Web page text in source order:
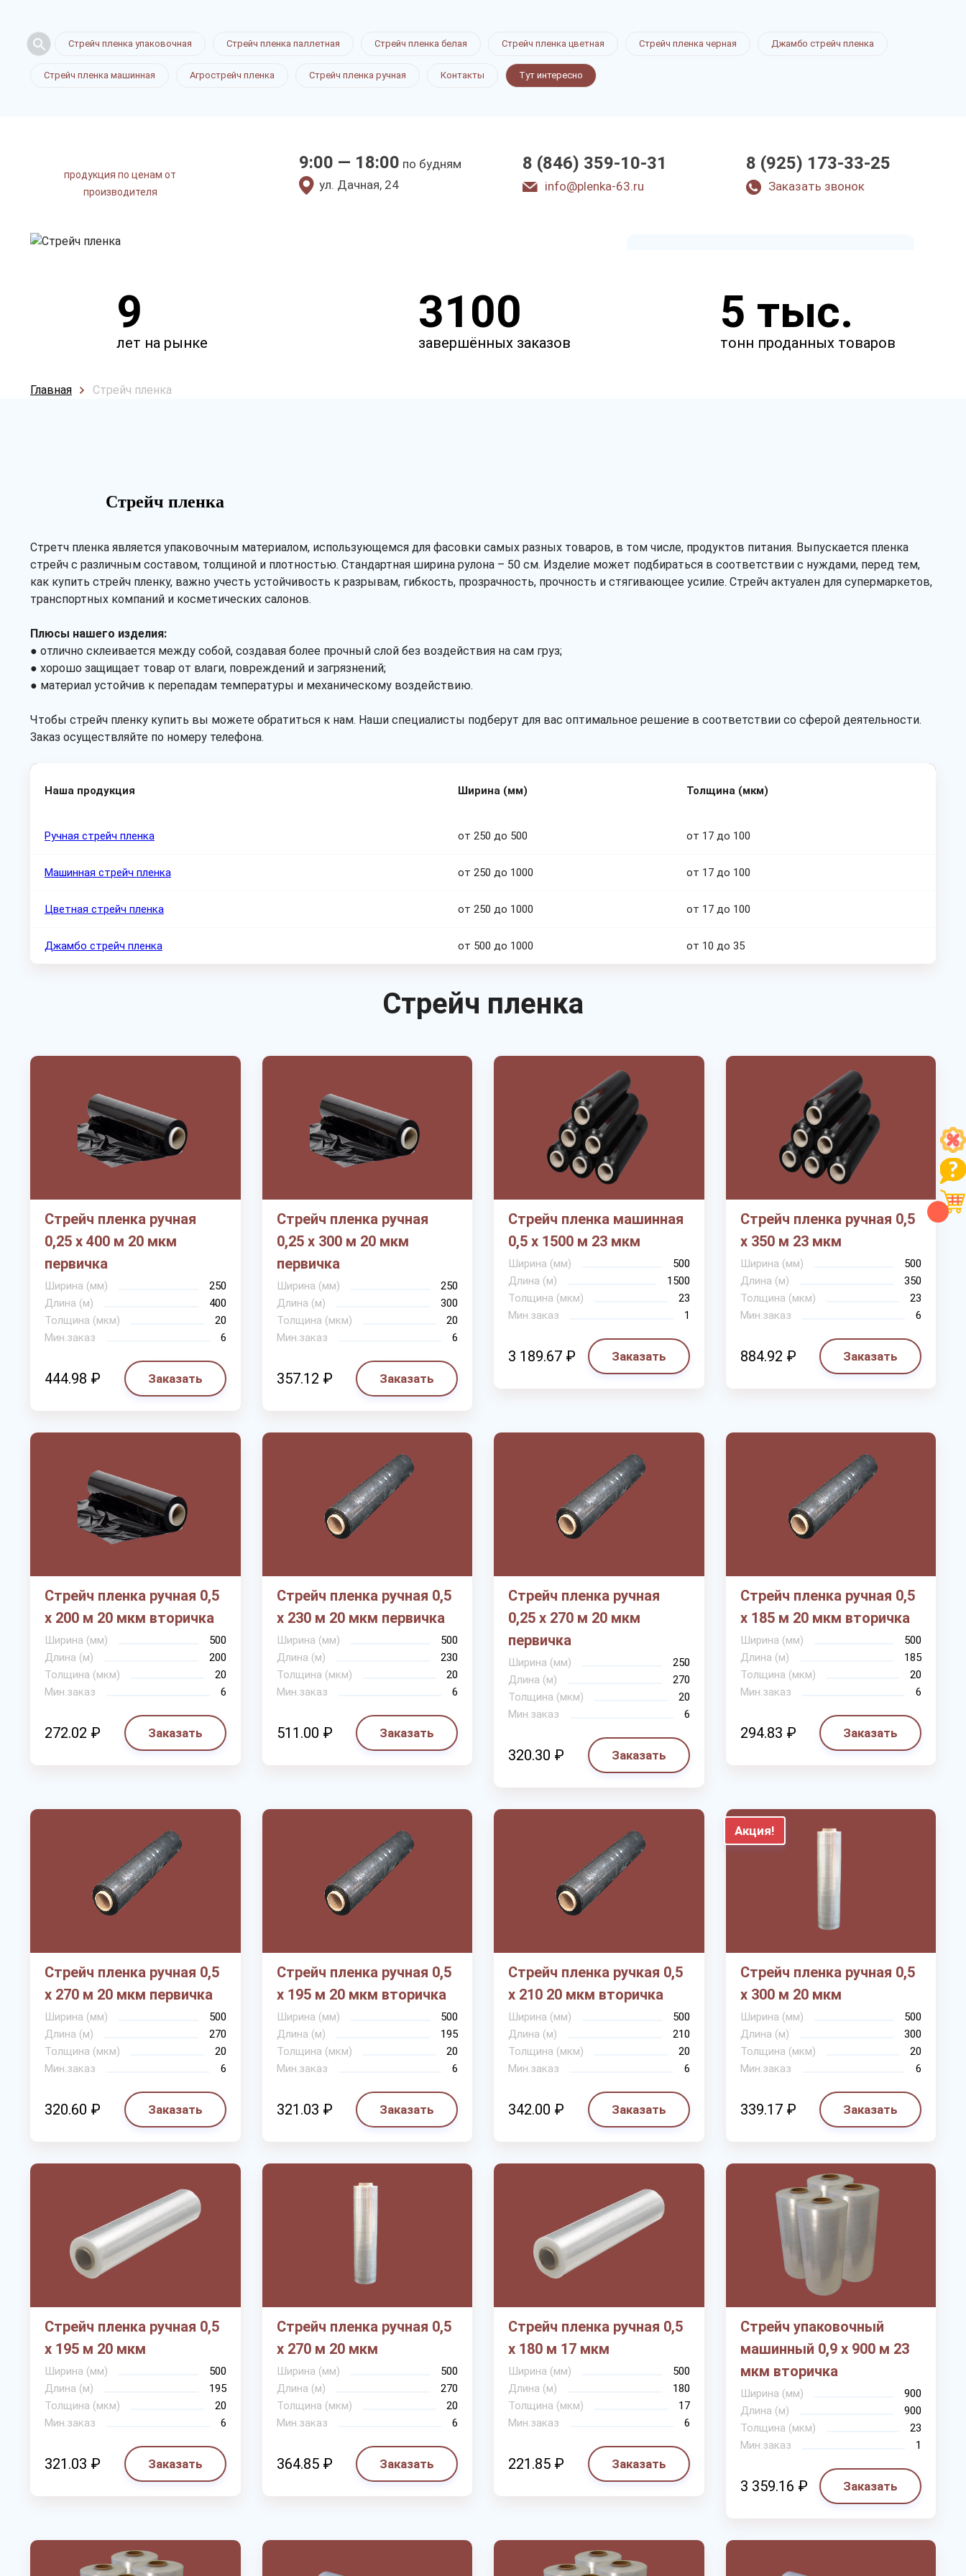
Стрейч пленка упаковочная Стрейч пленка паллетная Стрейч пленка белая Стрейч пленка цветная Стрейч пленка черная Джамбо стрейч пленка
Стрейч пленка машинная Агрострейч пленка Стрейч пленка ручная Контакты Тут интересно
продукция по ценам от
производителя
9:00 — 18:00 по будням
ул. Дачная, 24
8 (846) 359-10-31
info@plenka-63.ru
8 (925) 173-33-25
Заказать звонок
Стрейч пленка
только приятные цены
и через несколько минут наш
менеджер свяжется с вами.
Заказать звонок
9
лет на рынке
3100
завершённых заказов
5 тыс.
тонн проданных товаров
Главная Стрейч пленка
Стрейч пленка
Стретч пленка является упаковочным материалом, использующемся для фасовки самых разных товаров, в том числе, продуктов питания. Выпускается пленка
стрейч с различным составом, толщиной и плотностью. Стандартная ширина рулона – 50 см. Изделие может подбираться в соответствии с нуждами, перед тем,
как купить стрейч пленку, важно учесть устойчивость к разрывам, гибкость, прозрачность, прочность и стягивающее усилие. Стрейч актуален для супермаркетов,
транспортных компаний и косметических салонов.
Плюсы нашего изделия:
● отлично склеивается между собой, создавая более прочный слой без воздействия на сам груз;
● хорошо защищает товар от влаги, повреждений и загрязнений;
● материал устойчив к перепадам температуры и механическому воздействию.
Чтобы стрейч пленку купить вы можете обратиться к нам. Наши специалисты подберут для вас оптимальное решение в соответствии со сферой деятельности.
Заказ осуществляйте по номеру телефона.
Наша продукция Ширина (мм) Толщина (мкм)
Ручная стрейч пленка от 250 до 500 от 17 до 100
Машинная стрейч пленка от 250 до 1000 от 17 до 100
Цветная стрейч пленка от 250 до 1000 от 17 до 100
Джамбо стрейч пленка от 500 до 1000 от 10 до 35
Стрейч пленка
Стрейч пленка ручная
0,25 х 400 м 20 мкм
первичка
Ширина (мм)
250
Длина (м)
400
Толщина (мкм)
20
Мин.заказ
6
444.98 ₽ Заказать
Стрейч пленка ручная
0,25 х 300 м 20 мкм
первичка
Ширина (мм)
250
Длина (м)
300
Толщина (мкм)
20
Мин.заказ
6
357.12 ₽ Заказать
Стрейч пленка машинная
0,5 х 1500 м 23 мкм
Ширина (мм)
500
Длина (м)
1500
Толщина (мкм)
23
Мин.заказ
1
3 189.67 ₽ Заказать
Стрейч пленка ручная 0,5
х 350 м 23 мкм
Ширина (мм)
500
Длина (м)
350
Толщина (мкм)
23
Мин.заказ
6
884.92 ₽ Заказать
Стрейч пленка ручная 0,5
х 200 м 20 мкм вторичка
Ширина (мм)
500
Длина (м)
200
Толщина (мкм)
20
Мин.заказ
6
272.02 ₽ Заказать
Стрейч пленка ручная 0,5
х 230 м 20 мкм первичка
Ширина (мм)
500
Длина (м)
230
Толщина (мкм)
20
Мин.заказ
6
511.00 ₽ Заказать
Стрейч пленка ручная
0,25 х 270 м 20 мкм
первичка
Ширина (мм)
250
Длина (м)
270
Толщина (мкм)
20
Мин.заказ
6
320.30 ₽ Заказать
Стрейч пленка ручная 0,5
х 185 м 20 мкм вторичка
Ширина (мм)
500
Длина (м)
185
Толщина (мкм)
20
Мин.заказ
6
294.83 ₽ Заказать
Стрейч пленка ручная 0,5
х 270 м 20 мкм первичка
Ширина (мм)
500
Длина (м)
270
Толщина (мкм)
20
Мин.заказ
6
320.60 ₽ Заказать
Стрейч пленка ручная 0,5
х 195 м 20 мкм вторичка
Ширина (мм)
500
Длина (м)
195
Толщина (мкм)
20
Мин.заказ
6
321.03 ₽ Заказать
Стрейч пленка ручкая 0,5
х 210 20 мкм вторичка
Ширина (мм)
500
Длина (м)
210
Толщина (мкм)
20
Мин.заказ
6
342.00 ₽ Заказать
Акция!
Стрейч пленка ручная 0,5
х 300 м 20 мкм
Ширина (мм)
500
Длина (м)
300
Толщина (мкм)
20
Мин.заказ
6
339.17 ₽ Заказать
Стрейч пленка ручная 0,5
х 195 м 20 мкм
Ширина (мм)
500
Длина (м)
195
Толщина (мкм)
20
Мин.заказ
6
321.03 ₽ Заказать
Стрейч пленка ручная 0,5
х 270 м 20 мкм
Ширина (мм)
500
Длина (м)
270
Толщина (мкм)
20
Мин.заказ
6
364.85 ₽ Заказать
Стрейч пленка ручная 0,5
х 180 м 17 мкм
Ширина (мм)
500
Длина (м)
180
Толщина (мкм)
17
Мин.заказ
6
221.85 ₽ Заказать
Стрейч упаковочный
машинный 0,9 х 900 м 23
мкм вторичка
Ширина (мм)
900
Длина (м)
900
Толщина (мкм)
23
Мин.заказ
1
3 359.16 ₽ Заказать